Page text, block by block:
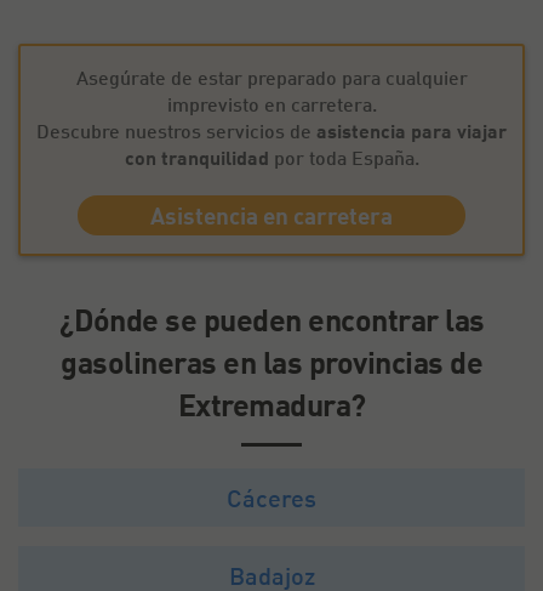
Asegúrate de estar preparado para cualquier
imprevisto en carretera.
Descubre nuestros servicios de asistencia para viajar
con tranquilidad por toda España.
Asistencia en carretera
¿Dónde se pueden encontrar las
gasolineras en las provincias de
Extremadura?
Cáceres
Badajoz